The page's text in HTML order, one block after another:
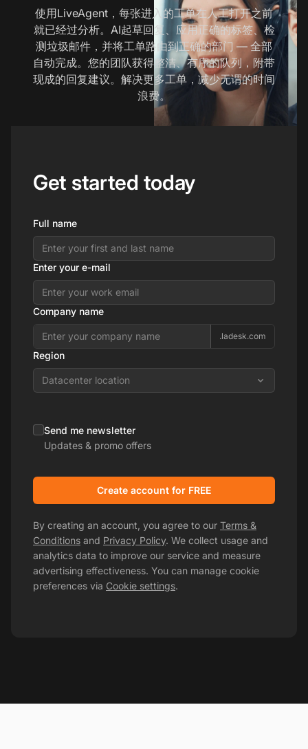
使用LiveAgent，每张进入的工单在人工打开之前
就已经过分析。AI起草回复、应用正确的标签、检
测垃圾邮件，并将工单路由到正确的部门 — 全部
自动完成。您的团队获得整洁、有序的队列，附带
现成的回复建议。解决更多工单，减少无谓的时间
浪费。
Get started today
Full name
Enter your e-mail
Company name
.ladesk.com
Region
Datacenter location
Send me newsletter
Updates & promo offers
Create account for FREE
By creating an account, you agree to our Terms &
Conditions and Privacy Policy. We collect usage and
analytics data to improve our service and measure
advertising effectiveness. You can manage cookie
preferences via Cookie settings.